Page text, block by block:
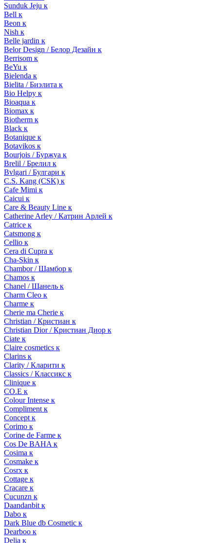
Sunduk Jeju к
Bell к
Beon к
Nish к
Belle jardin к
Belor Design / Белор Дезайн к
Berrisom к
BeYu к
Bielenda к
Bielita / Биэлита к
Bio Helpy к
Bioaqua к
Biomax к
Biotherm к
Black к
Botanique к
Botavikos к
Bourjois / Буржуа к
Brelil / Брелил к
Bvlgari / Булгари к
C.S. Kang (CSK) к
Cafe Mimi к
Caicui к
Care & Beauty Line к
Catherine Arley / Катрин Арлей к
Catrice к
Catsmong к
Cellio к
Cera di Cupra к
Cha-Skin к
Chambor / Шамбор к
Chamos к
Chanel / Шанель к
Charm Cleo к
Charme к
Cherie ma Cherie к
Christian / Кристиан к
Christian Dior / Кристиан Диор к
Ciate к
Claire cosmetics к
Clarins к
Clarity / Кларити к
Classics / Классикс к
Clinique к
CO.E к
Colour Intense к
Compliment к
Concept к
Corimo к
Corine de Farme к
Cos De BAHA к
Cosima к
Cosmake к
Cosrx к
Cottage к
Cracare к
Cucunzn к
Daandanbit к
Dabo к
Dark Blue db Cosmetic к
Dearboo к
Delia к